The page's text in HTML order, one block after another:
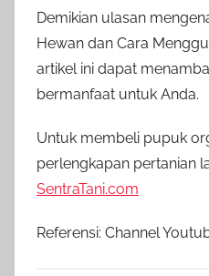
Demikian ulasan
Hewan dan Cara
artikel ini dapat
bermanfaat untuk Anda.
Untuk membeli pupuk
perlengkapan pertanian
SentraTani.com
Referensi: Channel